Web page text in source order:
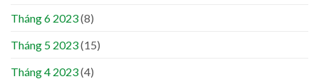
Tháng 6 2023(8)
Tháng 5 2023(15)
Tháng 4 2023(4)